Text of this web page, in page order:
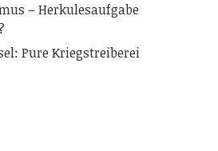
– Herkulesaufgabe
Pure Kriegstreiberei